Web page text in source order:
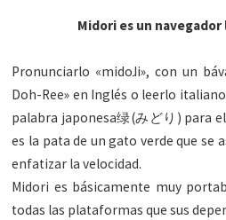
Midori es un
Pronunciarlo «midoɺi», con un
Doh-Ree» en Inglés o leerlo
palabra japonesa绿(みどり) para
es la pata de un gato verde que se
enfatizar la velocidad.
Midori es básicamente muy
todas las plataformas que sus